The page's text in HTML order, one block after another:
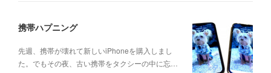
携帯ハプニング
先週、携帯が壊れて新しいiPhoneを購入しまし
た。でもその夜、古い携帯をタクシーの中に忘…